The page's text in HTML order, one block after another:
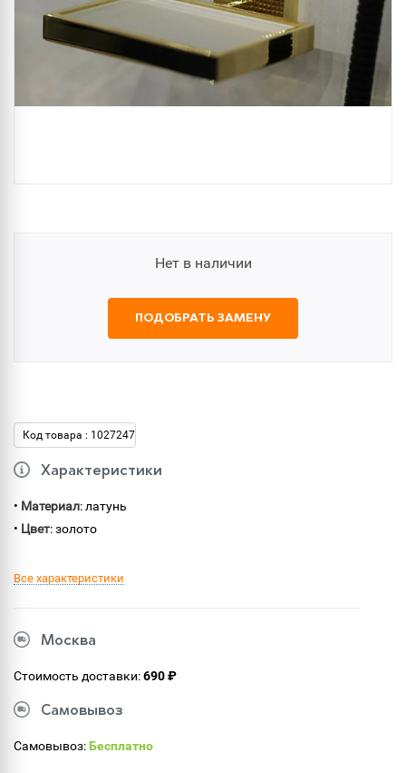
Нет в наличии
ПОДОБРАТЬ ЗАМЕНУ
Код товара : 1027247
Характеристики
• Материал: латунь
• Цвет: золото
Все характеристики
Москва
Стоимость доставки:690 ₽
Самовывоз
Самовывоз:Бесплатно